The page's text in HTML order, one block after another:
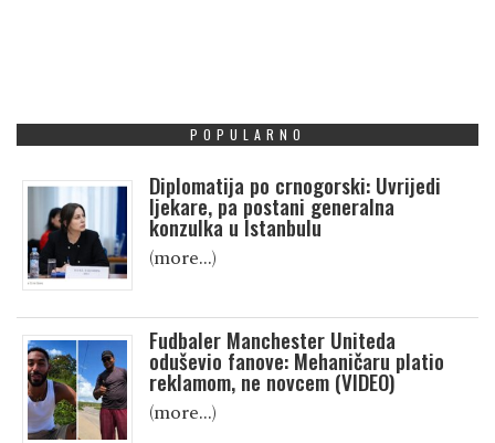
POPULARNO
Diplomatija po crnogorski: Uvrijedi
ljekare, pa postani generalna
konzulka u Istanbulu
(more…)
Fudbaler Manchester Uniteda
oduševio fanove: Mehaničaru platio
reklamom, ne novcem (VIDEO)
(more…)